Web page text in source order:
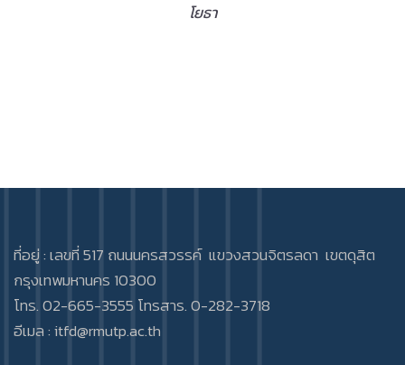
โยธา
ที่อยู่ : เลขที่ 517 ถนนนครสวรรค์ แขวงสวนจิตรลดา เขตดุสิต
กรุงเทพมหานคร 10300
โทร. 02-665-3555 โทรสาร. 0-282-3718
อีเมล :itfd@rmutp.ac.th